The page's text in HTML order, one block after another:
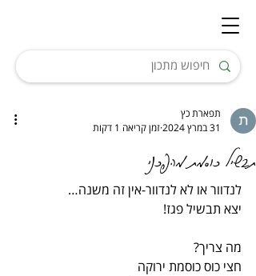
תבשיל כוסמת מהפכני
תפארת כץ
31 במרץ 2024
זמן קריאה 1 דקות
לנדוור או לא לנדוור-אין זה משנה…
יצא תבשיל פגז!
מה צריך?
חצי כוס כוסמת ירוקה